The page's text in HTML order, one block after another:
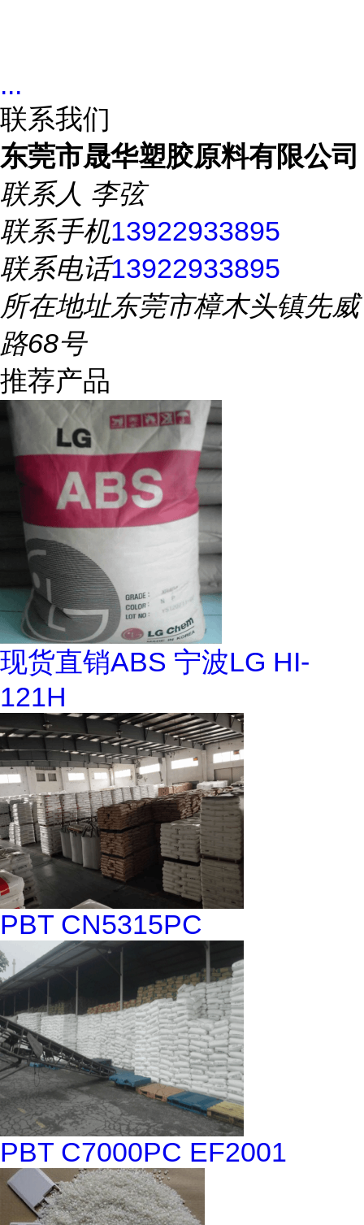
...
联系我们
东莞市晟华塑胶原料有限公司
联系人 李弦
联系手机13922933895
联系电话13922933895
所在地址东莞市樟木头镇先威
路68号
推荐产品
现货直销ABS 宁波LG HI-
121H
PBT CN5315PC
PBT C7000PC EF2001